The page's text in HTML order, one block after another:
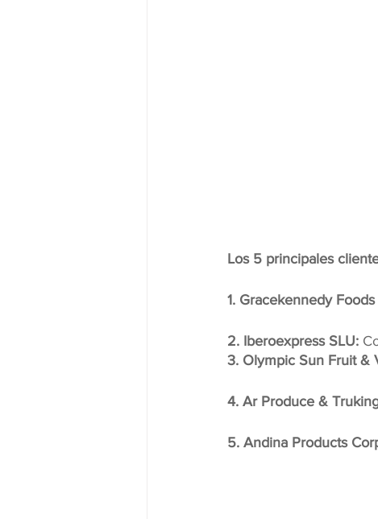
Los 5 principales
1. Gracekennedy
2. Iberoexpress SLU:
3. Olympic Sun Fruit &
4. Ar Produce &
5. Andina Products